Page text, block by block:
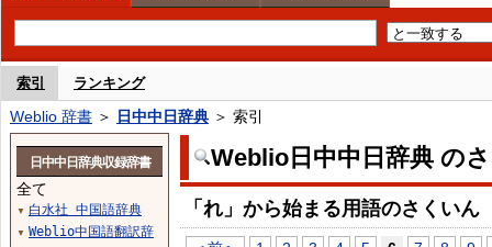
索引 ランキング
Weblio 辞書 ＞ 日中中日辞典 ＞ 索引
Weblio日中中日辞典 の
「れ」から始まる用語のさくいん
日中中日辞典収録辞書
全て
▼ 白水社 中国語辞典
▼ Weblio中国語翻訳辞